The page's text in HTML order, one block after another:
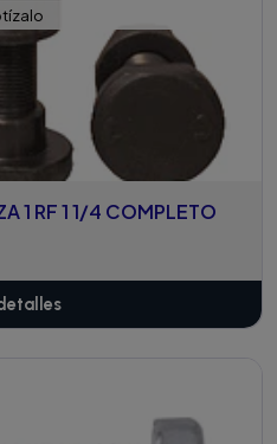
1 RF 1 1/4 COMPLETO